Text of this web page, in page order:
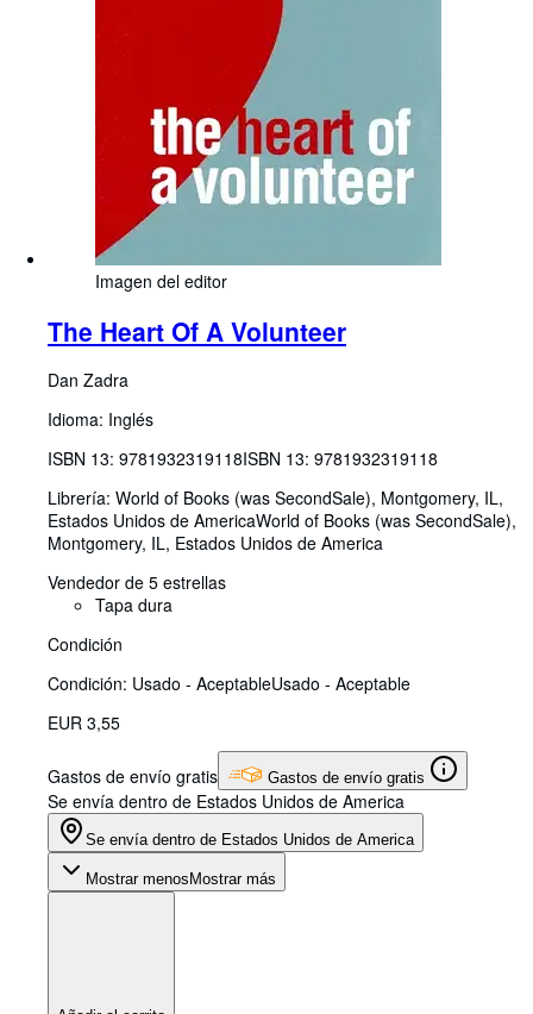
Imagen del editor
The Heart Of A Volunteer
Dan Zadra
Idioma: Inglés
ISBN 13: 9781932319118ISBN 13: 9781932319118
Librería: World of Books (was SecondSale), Montgomery, IL,
Estados Unidos de AmericaWorld of Books (was SecondSale),
Montgomery, IL, Estados Unidos de America
Vendedor de 5 estrellas
Tapa dura
Condición
Condición: Usado - AceptableUsado - Aceptable
EUR 3,55
Gastos de envío gratis Gastos de envío gratis
Se envía dentro de Estados Unidos de America
Se envía dentro de Estados Unidos de America
Mostrar menos Mostrar más